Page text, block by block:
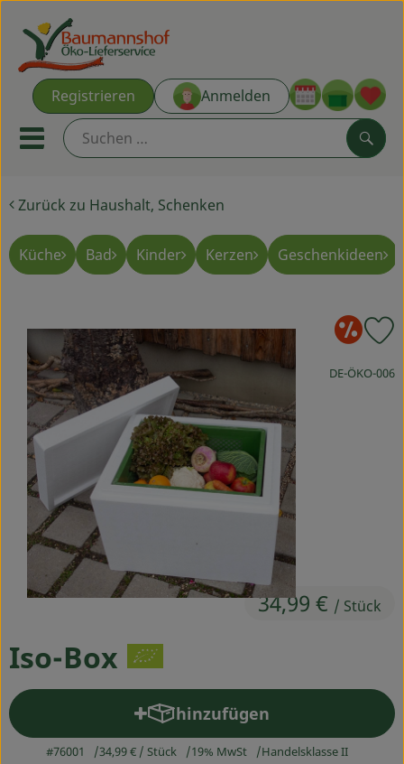
Registrieren Anmelden
Mobiles Menu öffnen oder
Ökokisten
Kochkisten
THEMENWELTEN
AUS DER REGION
Ökokisten
Obst & Gemüse
Kühltheke
Backwaren
Haltbares
Drogerie
Zurück zu Haushalt, Schenken
Küche Bad Kinder Kerzen Geschenkideen
Iso-Box
34,99 € / Stück
,DE-ÖKO-006
hinzufügen
Produkt zum Warenkorb
#76001 34,99 € / Stück 19% MwSt Handelsklasse II